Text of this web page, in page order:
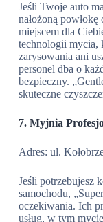
Jeśli Twoje auto
nałożoną
miejscem dla
technologii mycia,
zarysowania ani
personel dba o
bezpieczny.
skuteczne
7. Myjnia
Adres: ul.
Jeśli potrzebujesz
samochodu,
oczekiwania. Ich
usług, w tym